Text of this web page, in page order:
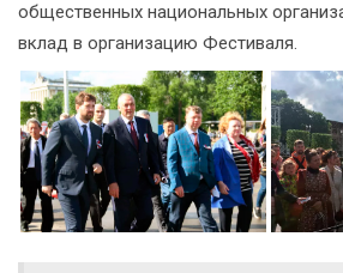
общественных национальных
вклад в организацию Фестиваля.